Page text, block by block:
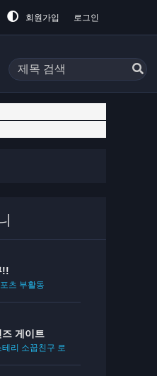
회원가입 로그인
!!
츠 부활동
즈 게이트
테리 소꿉친구 로맨스